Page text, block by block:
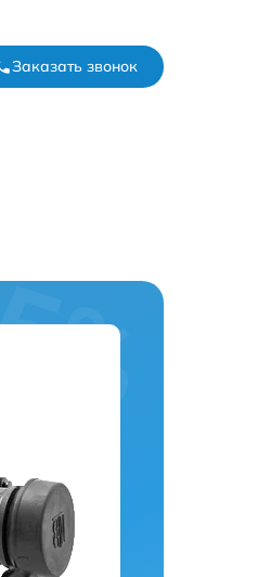
Заказать звонок